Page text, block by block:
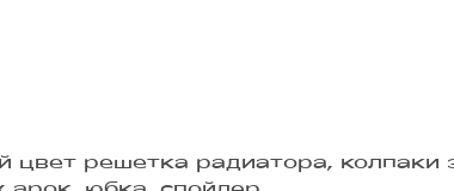
решетка радиатора, колпаки